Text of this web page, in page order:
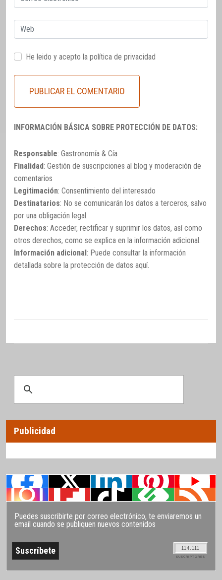
electrónico
Web
He leido y acepto la política de privacidad
INFORMACIÓN BÁSICA SOBRE PROTECCIÓN DE DATOS:
Responsable: Gastronomía & Cía
Finalidad: Gestión de suscripciones al blog y moderación de
comentarios
Legitimación: Consentimiento del interesado
Destinatarios: No se comunicarán los datos a terceros, salvo
por una obligación legal.
Derechos: Acceder, rectificar y suprimir los datos, así como
otros derechos, como se explica en la información adicional.
Información adicional: Puede consultar la información
detallada sobre la protección de datos aquí.
Publicidad
Puedes suscribirte por correo electrónico, te enviaremos un
email cuando se publiquen nuevos contenidos
114.111
SUSCRIPTORES